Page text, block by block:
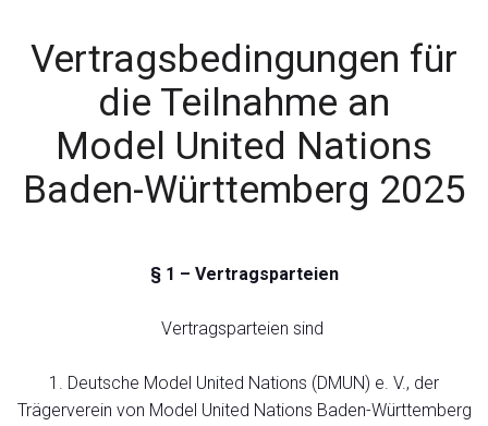
Vertragsbedingungen für
die Teilnahme an
Model United Nations
Baden-Württemberg 2025
§ 1 – Vertragsparteien
Vertragsparteien sind
1. Deutsche Model United Nations (DMUN) e. V., der
Trägerverein von Model United Nations Baden-Württemberg